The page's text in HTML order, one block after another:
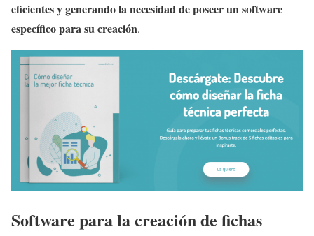
eficientes y generando la necesidad de poseer un software
específico para su creación.
Software para la creación de fichas